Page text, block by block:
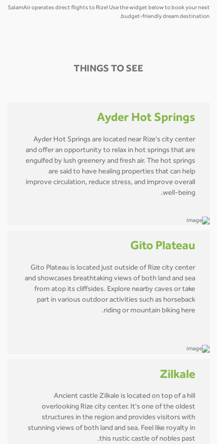
SalamAir operates direct flights to Rize! Use the widget below to book your next
budget-friendly dream destination.
THINGS TO SEE
Ayder Hot Springs
Ayder Hot Springs are located near Rize's city center
and offer an opportunity to relax in hot springs that are
engulfed by lush greenery and fresh air. The hot springs
are said to have healing properties that can help
improve circulation, reduce stress, and improve overall
well-being.
Gito Plateau
Gito Plateau is located just outside of Rize city center
and showcases breathtaking views of both land and sea
from atop its cliffsides. Explore nearby caves or take
part in various outdoor activities such as horseback
riding or mountain biking here.
Zilkale
Ancient castle Zilkale is located on top of a hill
overlooking Rize city center. It's one of the oldest
structures in the region and provides visitors with
stunning views of both land and sea. Feel like royalty in
this rustic castle of nobles past.